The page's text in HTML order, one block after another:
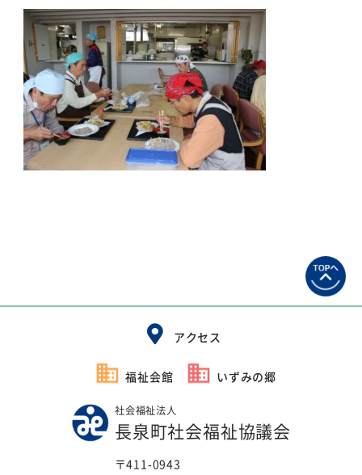
アクセス
福祉会館 いずみの郷
社会福祉法人
長泉町社会福祉協議会
〒411-0943